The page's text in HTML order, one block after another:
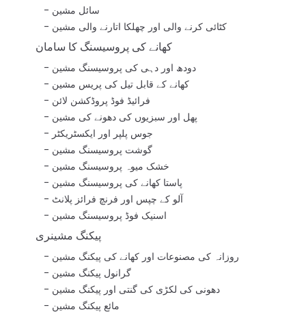
سائل مشین
کٹائی کرنے والی اور چھلکا اتارنے والی مشین
کھانے کی پروسیسنگ کا سامان
دودھ اور دہی کی پروسیسنگ مشین
کھانے کے قابل تیل کی پریس مشین
فرائیڈ فوڈ پروڈکشن لائن
پھل اور سبزیوں کی دھونے کی مشین
جوس پلپر اور ایکسٹریکٹر
گوشت پروسیسنگ مشین
خشک میوہ پروسیسنگ مشین
پاستا کھانے کی پروسیسنگ مشین
آلو کے چپس اور فرنچ فرائز پلانٹ
اسنیک فوڈ پروسیسنگ مشین
پیکنگ مشینری
روزانہ کی مصنوعات اور کھانے کی پیکنگ مشین
گرانول پیکنگ مشین
دھونی کی لکڑی کی گنتی اور پیکنگ مشین
مائع پیکنگ مشین